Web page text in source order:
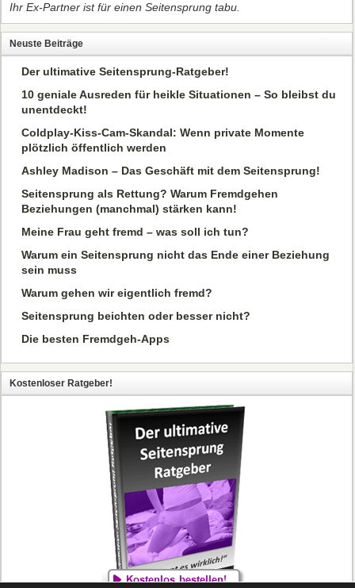
Ihr Ex-Partner ist für einen Seitensprung tabu.
Neuste Beiträge
Der ultimative Seitensprung-Ratgeber!
10 geniale Ausreden für heikle Situationen – So bleibst du
unentdeckt!
Coldplay-Kiss-Cam-Skandal: Wenn private Momente
plötzlich öffentlich werden
Ashley Madison – Das Geschäft mit dem Seitensprung!
Seitensprung als Rettung? Warum Fremdgehen
Beziehungen (manchmal) stärken kann!
Meine Frau geht fremd – was soll ich tun?
Warum ein Seitensprung nicht das Ende einer Beziehung
sein muss
Warum gehen wir eigentlich fremd?
Seitensprung beichten oder besser nicht?
Die besten Fremdgeh-Apps
Kostenloser Ratgeber!